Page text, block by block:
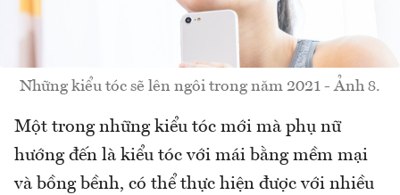
Những kiểu tóc sẽ lên ngôi trong năm 2021 - Ảnh 8.
Một trong những kiểu tóc mới mà phụ nữ
hướng đến là kiểu tóc với mái bằng mềm mại
và bồng bềnh, có thể thực hiện được với nhiều